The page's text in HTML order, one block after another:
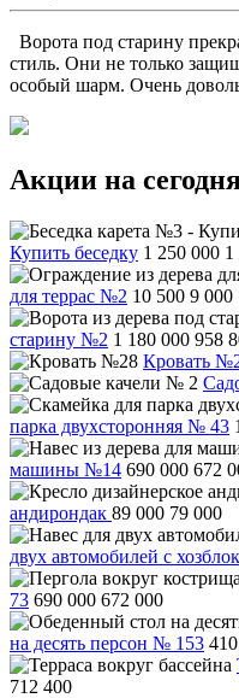
Ворота под старину
стиль. Они не только
особый шарм. Очень
Акции на
Купить беседку 1 250 000 1
для террас №2 10 500 9 000
старину №2 1 180 000 958
Кровать
парка двухсторонняя № 43
машины №14 690 000 672
андирондак 89 000 79 000
двух автомобилей с
73 690 000 672 000
на десять персон № 153
712 400